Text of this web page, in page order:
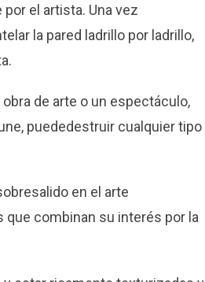
el artista. Una vez
la pared ladrillo por ladrillo,
de arte o un espectáculo,
puededestruir cualquier tipo
en el arte
combinan su interés por la